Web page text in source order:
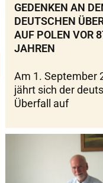
GEDENKEN AN
DEUTSCHEN
AUF POLEN VOR
JAHREN
Am 1. September
jährt sich der
Überfall auf